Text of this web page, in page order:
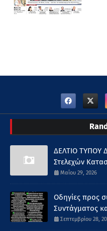
ΔΕΛΤΙΟ ΤΥΠΟΥ
Στελεχών
Μαΐου 29, 2026
Οδηγίες προς
Συντάγματος
Σεπτεμβρίου 28,